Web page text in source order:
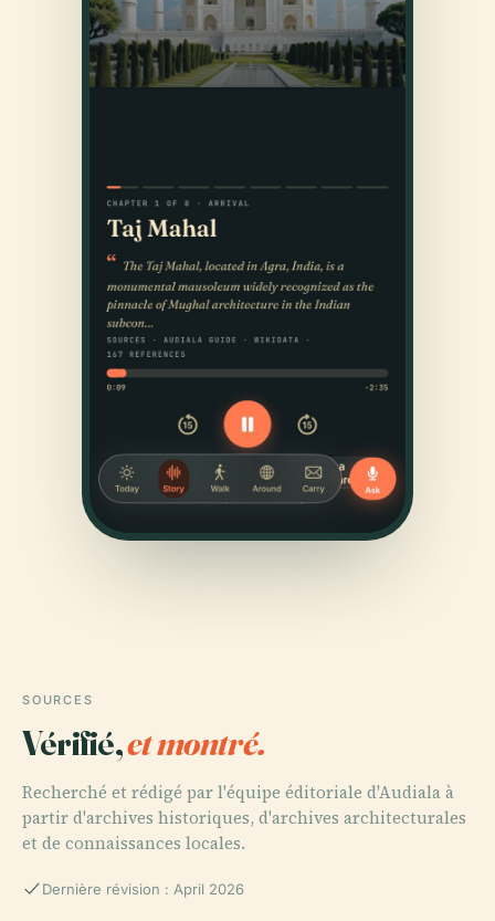
SOURCES
Vérifié,et montré.
Recherché et rédigé par l'équipe éditoriale d'Audiala à
partir d'archives historiques, d'archives architecturales
et de connaissances locales.
Dernière révision : April 2026